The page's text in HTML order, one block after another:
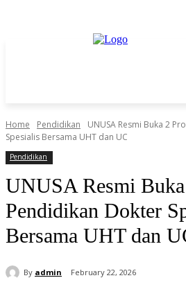
Home Pendidikan
UNUSA Resmi Buka 2
Spesialis Bersama UHT dan UC
Pendidikan
UNUSA Resmi
Pendidikan Dokter
Bersama UHT dan
By admin February 22, 2026